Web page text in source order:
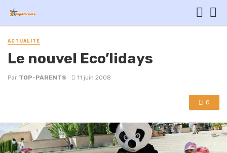
ACTUALITÉ
Le nouvel Eco’lidays
Par TOP-PARENTS 11 juin 2008
0